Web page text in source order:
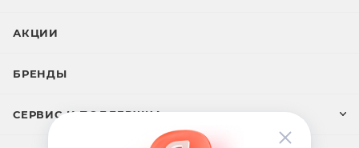
АКЦИИ
БРЕНДЫ
СЕРВИС И ПОДДЕРЖКА